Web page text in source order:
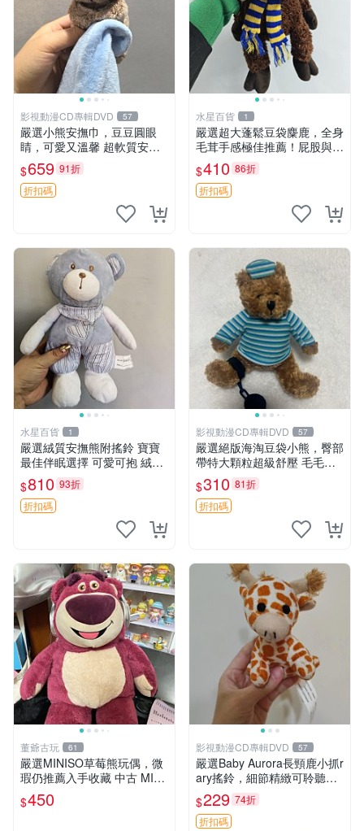
影視動漫CD專輯DVD 57
嚴選小熊安撫巾，豆豆圓眼
睛，可愛又溫馨 超軟質安撫
巾，豆豆設計，哄睡好幫手
約克豆豆眼安撫巾 數碼豆豆
眼
$659 91折
折扣碼
水星百貨 1
嚴選超大蓬鬆豆袋麋鹿，全身
毛茸手感極佳推薦！屁股與四
肢填充均勻，適合收藏與孩童
共賞。 麋鹿 豆袋 毛茸玩具
$410 86折
折扣碼
水星百貨 1
嚴選絨質安撫熊附搖鈴 寶寶
最佳伴眠選擇 可愛可抱 絨毛
玩具 安撫熊 嬰兒用
$810 93折
折扣碼
影視動漫CD專輯DVD 57
嚴選絕版海淘豆袋小熊，臀部
帶特大顆粒超級舒壓 毛毛摸
起來格外順滑適合收藏 100%
棉質 豆袋枕 豆袋、抱枕、小
熊
$310 81折
折扣碼
董爺古玩 61
嚴選MINISO草莓熊玩偶，微
瑕仍推薦入手收藏 中古 MINI
SO 草莓熊 玩具 收藏
$450
影視動漫CD專輯DVD 57
嚴選Baby Aurora長頸鹿小抓r
ary搖鈴，細節精緻可聆聽清
脆鈴音 軟萌可愛 定制紀念 金
屬搖鈴 新手媽咪推薦 長頸鹿
抓rary 搖鈴
$229 74折
折扣碼